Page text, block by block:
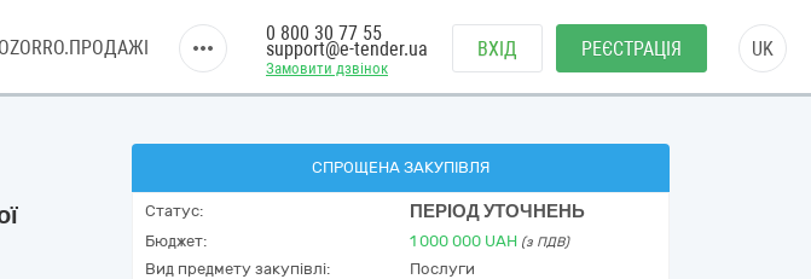
Замовити дзвінок
0 800 30 77 55
support@e-tender.ua ВХІД РЕЄСТРАЦІЯ UK
СПРОЩЕНА ЗАКУПІВЛЯ
Статус: ПЕРІОД УТОЧНЕНЬ
Бюджет: 1 000 000 UAH (з ПДВ)
Вид предмету закупівлі:
Послуги